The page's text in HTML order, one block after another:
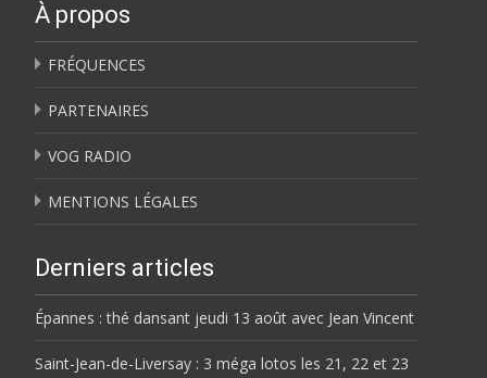
À propos
FRÉQUENCES
PARTENAIRES
VOG RADIO
MENTIONS LÉGALES
Derniers articles
Épannes : thé dansant jeudi 13 août avec Jean Vincent
Saint-Jean-de-Liversay : 3 méga lotos les 21, 22 et 23